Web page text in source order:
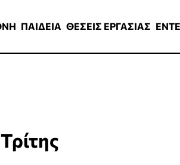
ΠΑΙΔΕΙΑ ΘΕΣΕΙΣ ΕΡΓΑΣΙΑΣ